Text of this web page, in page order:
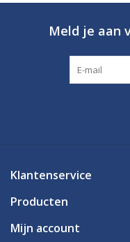
Meld je aan
Klantenservice
Producten
Mijn account